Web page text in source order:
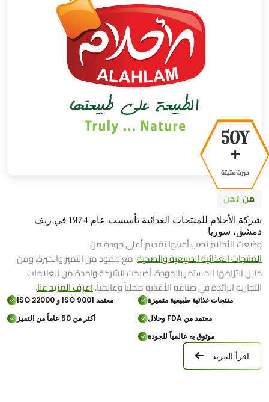
50Y
+
خبرة مثبتة
من نحن
شركة الأحلام للمنتجات الغذائية تأسست عام 1974 في ريف
دمشق، سوريا
وضعت الأحلام نصب أعينها تقديم أعلى جودة من
المنتجات الغذائية الطبيعية والصحية. مع عقود من التميز والخبرة، ومن
خلال التزامها المستمر بالجودة، أصبحت الشركة واحدة من العلامات
التجارية الرائدة في صناعة الأغذية محلياً وعالمياً.اعرف المزيد عنا.
منتجات غذائية طبيعية متميزة
معتمد ISO 9001 و ISO 22000
معتمد من FDA وحلال
أكثر من 50 عاماً من التميز
موثوق به عالمياً للجودة
اقرأ المزيد